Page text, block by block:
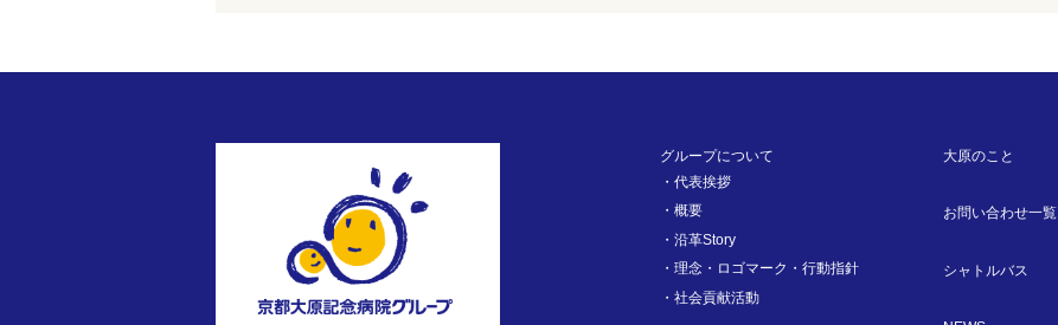
グループについて
代表挨拶
概要
沿革Story
理念・ロゴマーク・行動指針
社会貢献活動
大原のこと
お問い合わせ一覧
シャトルバス